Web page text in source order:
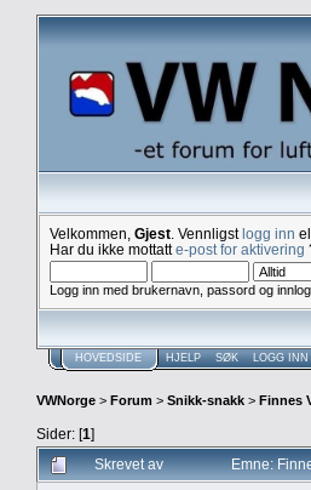
Velkommen, Gjest . Vennligstlogg inn
Har du ikke mottatte-post for aktivering
Logg inn med brukernavn, passord og
HOVEDSIDE HJELP SØK LOGG INN
VWNorge > Forum > Snikk-snakk > Finnes
Sider: [1]
Skrevet av
Emne: